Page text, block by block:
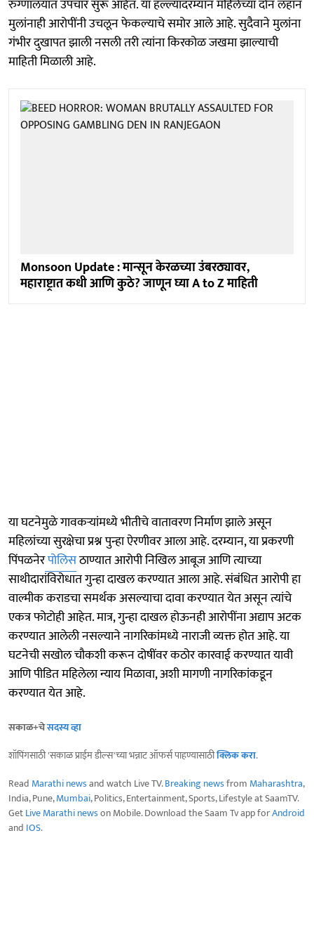
रुग्णालयात उपचार सुरू आहेत. या हल्ल्यादरम्यान महिलेच्या दोन लहान
मुलांनाही आरोपींनी उचलून फेकल्याचे समोर आले आहे. सुदैवाने मुलांना
गंभीर दुखापत झाली नसली तरी त्यांना किरकोळ जखमा झाल्याची
माहिती मिळाली आहे.
Monsoon Update : मान्सून केरळच्या उंबरठ्यावर,
महाराष्ट्रात कधी आणि कुठे? जाणून घ्या A to Z माहिती
या घटनेमुळे गावकऱ्यांमध्ये भीतीचे वातावरण निर्माण झाले असून
महिलांच्या सुरक्षेचा प्रश्न पुन्हा ऐरणीवर आला आहे. दरम्यान, या प्रकरणी
पिंपळनेरपोलिसठाण्यात आरोपी निखिल आबूज आणि त्याच्या
साथीदारांविरोधात गुन्हा दाखल करण्यात आला आहे. संबंधित आरोपी हा
वाल्मीक कराडचा समर्थक असल्याचा दावा करण्यात येत असून त्यांचे
एकत्र फोटोही आहेत. मात्र, गुन्हा दाखल होऊनही आरोपींना अद्याप अटक
करण्यात आलेली नसल्याने नागरिकांमध्ये नाराजी व्यक्त होत आहे. या
घटनेची सखोल चौकशी करून दोषींवर कठोर कारवाई करण्यात यावी
आणि पीडित महिलेला न्याय मिळावा, अशी मागणी नागरिकांकडून
करण्यात येत आहे.
सकाळ+चेसदस्य व्हा
शॉपिंगसाठी 'सकाळ प्राईम डील्स'च्या भन्नाट ऑफर्स पाहण्यासाठीक्लिक करा.
Read Marathi newsand watch Live TV.Breaking newsfrom Maharashtra,
India, Pune,Mumbai, Politics, Entertainment, Sports, Lifestyle at SaamTV.
GetLive Marathi newson Mobile. Download the Saam Tv app forAndroid
and IOS.